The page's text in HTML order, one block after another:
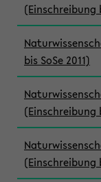
(Einschreibung
bis SoSe 2011)
(Einschreibung
(Einschreibung